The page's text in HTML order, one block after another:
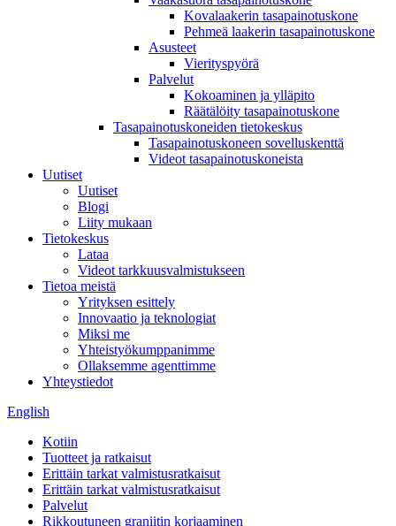
Kovalaakerin tasapainotuskone
Pehmeä laakerin tasapainotuskone
Asusteet
Vierityspyörä
Palvelut
Kokoaminen ja ylläpito
Räätälöity tasapainotuskone
Tasapainotuskoneiden tietokeskus
Tasapainotuskoneen sovelluskenttä
Videot tasapainotuskoneista
Uutiset
Uutiset
Blogi
Liity mukaan
Tietokeskus
Lataa
Videot tarkkuusvalmistukseen
Tietoa meistä
Yrityksen esittely
Innovaatio ja teknologiat
Miksi me
Yhteistyökumppanimme
Ollaksemme agenttimme
Yhteystiedot
English
Kotiin
Tuotteet ja ratkaisut
Erittäin tarkat valmistusratkaisut
Erittäin tarkat valmistusratkaisut
Palvelut
Rikkoutuneen graniitin korjaaminen